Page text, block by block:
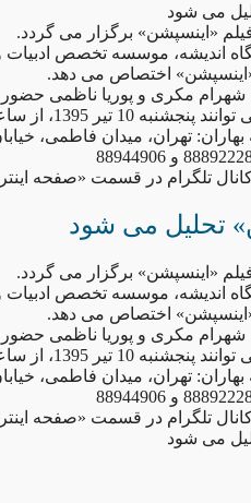
می شود
«اینسپشن» برگزار می گردد.
اندیشه، موسسه تخصص ادبیات
«اینسپشن» اختصاص می دهد.
مکری و پوریا ناظمی
از ساعت 18 در موسسه بهاران حضور یابند.
تهران، میدان فاطمی،
کانال تلگرام در قسمت «صفحه
تحلیل می شود
«اینسپشن» برگزار می گردد.
اندیشه، موسسه تخصص ادبیات
«اینسپشن» اختصاص می دهد.
مکری و پوریا ناظمی
از ساعت 18 در موسسه بهاران حضور یابند.
تهران، میدان فاطمی،
کانال تلگرام در قسمت «صفحه
می شود